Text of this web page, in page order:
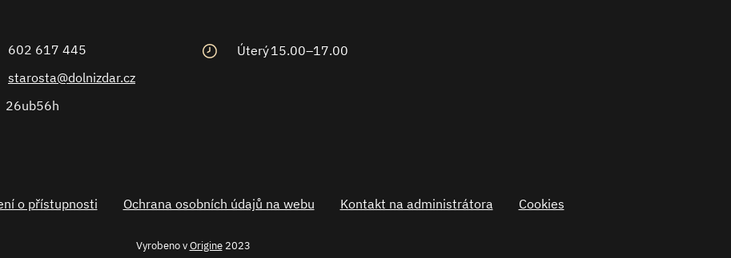
602 617 445
starosta@dolnizdar.cz
26ub56h
Úterý15.00–17.00
o přístupnosti Ochrana osobních údajů na webu Kontakt na administrátora Cookies
Vyrobeno vOrigine2023